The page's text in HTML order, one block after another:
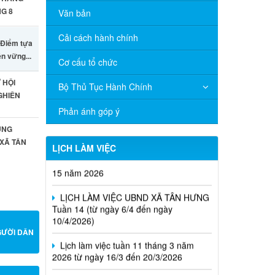
XÂY
8
tựa
vững...
TÂN
Giới thiệu
Tin Tức - Sự kiện
Văn bản
Cải cách hành chính
Cơ cấu tổ chức
Bộ Thủ Tục Hành Chính
Phản ánh góp ý
LỊCH LÀM VIỆC
Lịch làm việc UBND xã Tân Hưng, tuần
15 năm 2026
LỊCH LÀM VIỆC UBND XÃ TÂN HƯNG
Tuần 14 (từ ngày 6/4 đến ngày